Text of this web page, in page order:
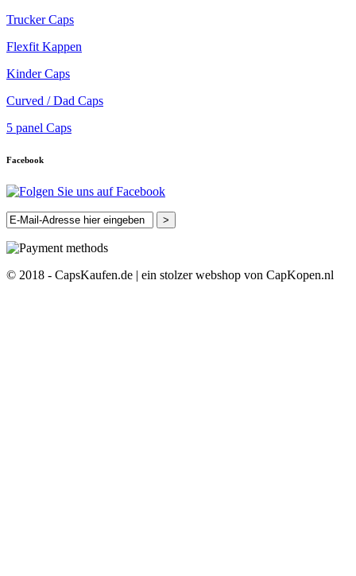
Trucker Caps
Flexfit Kappen
Kinder Caps
Curved / Dad Caps
5 panel Caps
Facebook
>
© 2018 - CapsKaufen.de | ein stolzer webshop von CapKopen.nl